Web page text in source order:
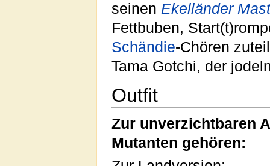
seinen Ekelländer
Fettbuben,
Schändie-Chören
Tama Gotchi, der
Outfit
Zur unverzichtbaren
Mutanten gehören: